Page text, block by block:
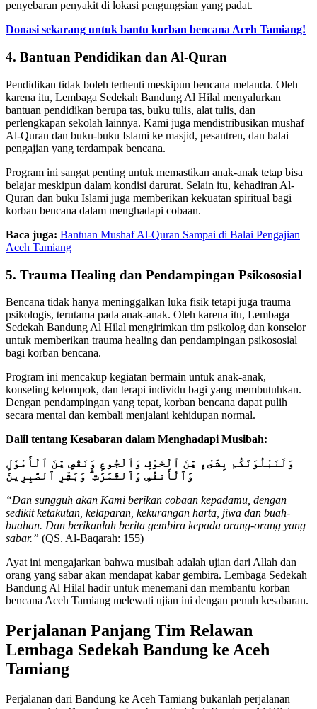
penyebaran penyakit di lokasi pengungsian yang padat.
Donasi sekarang untuk bantu korban bencana Aceh Tamiang!
4. Bantuan Pendidikan dan Al-Quran
Pendidikan tidak boleh terhenti meskipun bencana melanda. Oleh
karena itu, Lembaga Sedekah Bandung Al Hilal menyalurkan
bantuan pendidikan berupa tas, buku tulis, alat tulis, dan
perlengkapan sekolah lainnya. Kami juga mendistribusikan mushaf
Al-Quran dan buku-buku Islami ke masjid, pesantren, dan balai
pengajian yang terdampak bencana.
Program ini sangat penting untuk memastikan anak-anak tetap bisa
belajar meskipun dalam kondisi darurat. Selain itu, kehadiran Al-
Quran dan buku Islami juga memberikan kekuatan spiritual bagi
korban bencana dalam menghadapi cobaan.
Baca juga: Bantuan Mushaf Al-Quran Sampai di Balai Pengajian
Aceh Tamiang
5. Trauma Healing dan Pendampingan Psikososial
Bencana tidak hanya meninggalkan luka fisik tetapi juga trauma
psikologis, terutama pada anak-anak. Oleh karena itu, Lembaga
Sedekah Bandung Al Hilal mengirimkan tim psikolog dan konselor
untuk memberikan trauma healing dan pendampingan psikososial
bagi korban bencana.
Program ini mencakup kegiatan bermain untuk anak-anak,
konseling kelompok, dan terapi individu bagi yang membutuhkan.
Dengan pendampingan yang tepat, korban bencana dapat pulih
secara mental dan kembali menjalani kehidupan normal.
Dalil tentang Kesabaran dalam Menghadapi Musibah:
وَلَنَبْلُوَنَّكُم بِشَىْءٍ مِّنَ ٱلْخَوْفِ وَٱلْجُوعِ وَنَقْصٍ مِّنَ ٱلْأَمْوَٰلِ
وَٱلْأَنفُسِ وَٱلثَّمَرَٰتِ ۗ وَبَشِّرِ ٱلصَّٰبِرِينَ
“Dan sungguh akan Kami berikan cobaan kepadamu, dengan
sedikit ketakutan, kelaparan, kekurangan harta, jiwa dan buah-
buahan. Dan berikanlah berita gembira kepada orang-orang yang
sabar.” (QS. Al-Baqarah: 155)
Ayat ini mengajarkan bahwa musibah adalah ujian dari Allah dan
orang yang sabar akan mendapat kabar gembira. Lembaga Sedekah
Bandung Al Hilal hadir untuk menemani dan membantu korban
bencana Aceh Tamiang melewati ujian ini dengan penuh kesabaran.
Perjalanan Panjang Tim Relawan
Lembaga Sedekah Bandung ke Aceh
Tamiang
Perjalanan dari Bandung ke Aceh Tamiang bukanlah perjalanan